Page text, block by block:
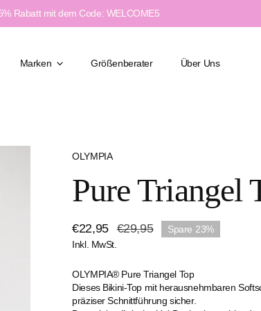
Rabatt mit dem Code: WELCOME5
Spa &
Sport
Marken Größenberater Über Uns
OLYMPIA
Pure Triangel
Verkaufspreis
€22,95
Regulärer
Preis
€29,95 Spare 23%
Inkl. MwSt.
OLYMPIA® Pure Triangel Top
Dieses Bikini-Top mit herausnehmbaren
präziser Schnittführung sicher.